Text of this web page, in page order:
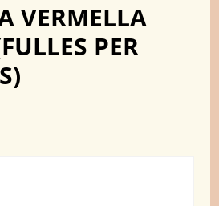
VERMELLA
PER